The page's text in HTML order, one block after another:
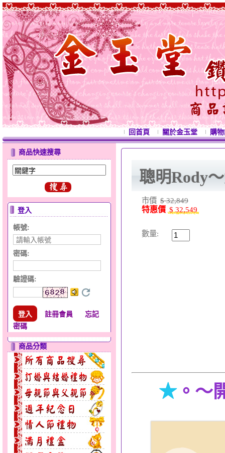
回首頁 關於金玉堂 購
商品快速搜尋
登入
帳號:
密碼:
驗證碼:
註冊會員
忘記
密碼
商品分類
聰明Rody
市價 $ 32,849
特惠價 $ 32,549
數量:
★。～